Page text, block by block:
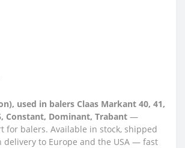
used in balers Claas Markant 40, 41,
Constant, Dominant, Trabant —
for balers. Available in stock, shipped
delivery to Europe and the USA — fast